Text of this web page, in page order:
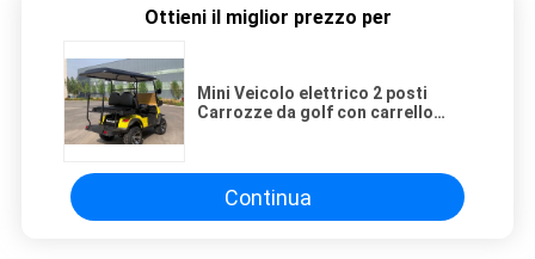
Ottieni il miglior prezzo per
Mini Veicolo elettrico 2 posti
Carrozze da golf con carrello
Continua